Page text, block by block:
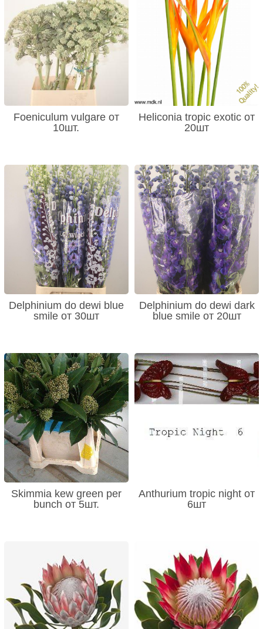
Foeniculum vulgare от
10шт.
Heliconia tropic exotic от
20шт
Delphinium do dewi blue
smile от 30шт
Delphinium do dewi dark
blue smile от 20шт
Skimmia kew green per
bunch от 5шт.
Anthurium tropic night от
6шт